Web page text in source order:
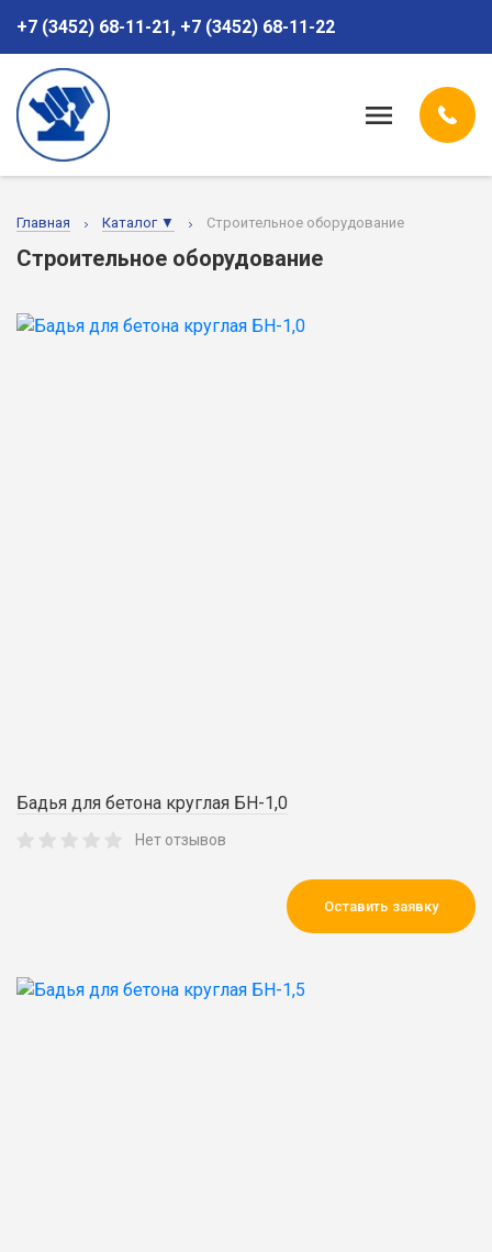
+7 (3452) 68-11-21, +7 (3452) 68-11-22
Главная Каталог ▼ Строительное оборудование
Строительное оборудование
Бадья для бетона круглая БН-1,0
Нет отзывов
Оставить заявку